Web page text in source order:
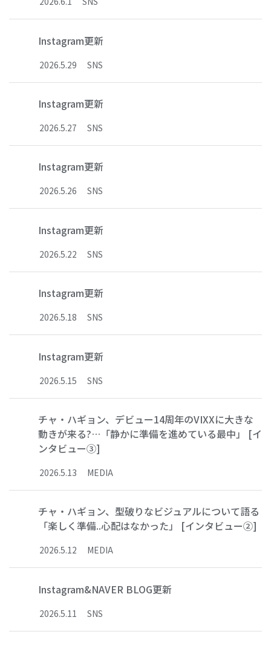
Instagram更新
2026.5.29 SNS
Instagram更新
2026.5.27 SNS
Instagram更新
2026.5.26 SNS
Instagram更新
2026.5.22 SNS
Instagram更新
2026.5.18 SNS
Instagram更新
2026.5.15 SNS
チャ・ハギョン、デビュー14周年のVIXXに大きな
動きが来る?…「静かに準備を進めている最中」 [イ
ンタビュー③]
2026.5.13 MEDIA
チャ・ハギョン、型破りなビジュアルについて語る
「楽しく準備..心配はなかった」 [インタビュー②]
2026.5.12 MEDIA
Instagram&NAVER BLOG更新
2026.5.11 SNS